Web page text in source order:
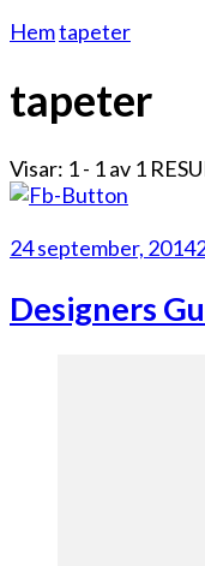
Hemtapeter
tapeter
Visar: 1 - 1 av 1
24 september, 2014
Designers